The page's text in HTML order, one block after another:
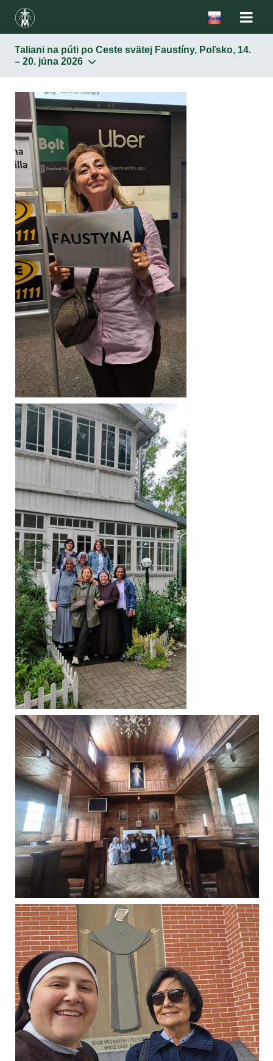
Taliani na púti po Ceste svätej Faustíny, Poľsko, 14.
– 20. júna 2026